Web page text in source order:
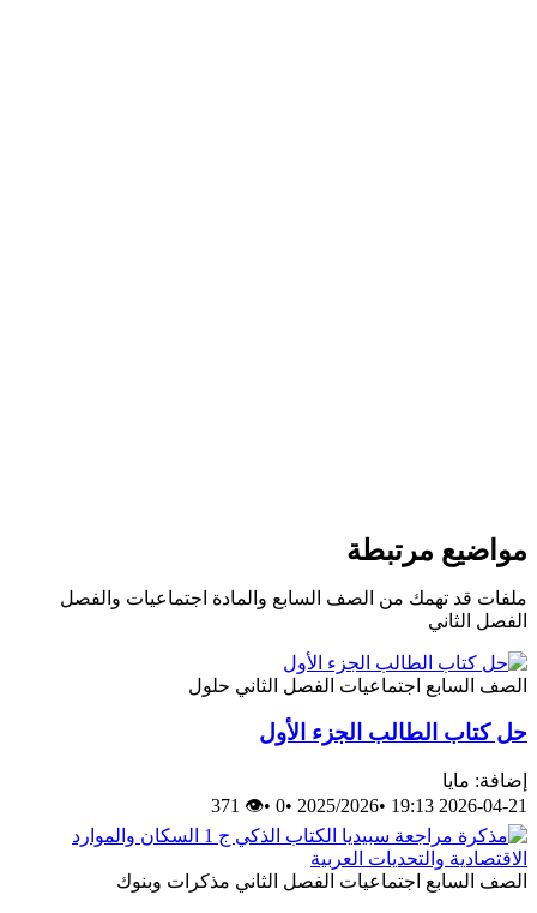
مواضيع مرتبطة
ملفات قد تهمك من الصف السابع والمادة اجتماعيات والفصل
الفصل الثاني
الصف السابع اجتماعيات الفصل الثاني حلول
حل كتاب الطالب الجزء الأول
إضافة: مايا
2026-04-21 19:13
•
2025/2026
•
0
•
👁 371
الصف السابع اجتماعيات الفصل الثاني مذكرات وبنوك